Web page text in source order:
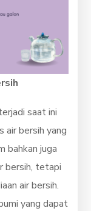
saat ini
air bersih yang
bahkan juga
bersih, tetapi
air bersih.
yang dapat